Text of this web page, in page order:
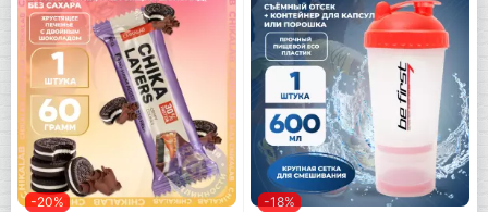
-20% -18%